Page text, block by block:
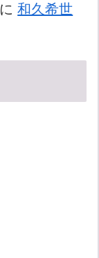
に和久希世